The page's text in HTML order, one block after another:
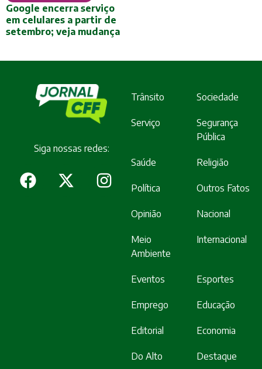
Google encerra serviço
em celulares a partir de
setembro; veja mudança
Siga nossas redes:
Trânsito Sociedade
Serviço
Segurança
Pública
Saúde Religião
Política Outros Fatos
Opinião Nacional
Meio
Ambiente
Internacional
Eventos Esportes
Emprego Educação
Editorial Economia
Do Alto Destaque